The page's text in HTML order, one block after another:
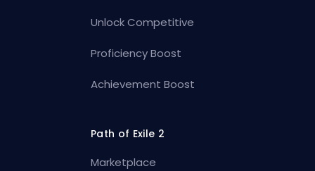
Unlock Competitive
Proficiency Boost
Achievement Boost
Path of Exile 2
Marketplace